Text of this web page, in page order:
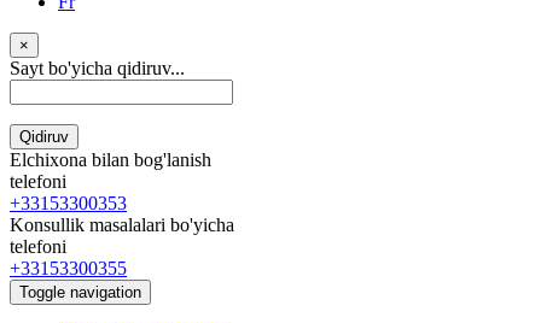
×
Sayt bo'yicha qidiruv...
Qidiruv
Elchixona bilan bog'lanish
telefoni
+33153300353
Konsullik masalalari bo'yicha
telefoni
+33153300355
Toggle navigation